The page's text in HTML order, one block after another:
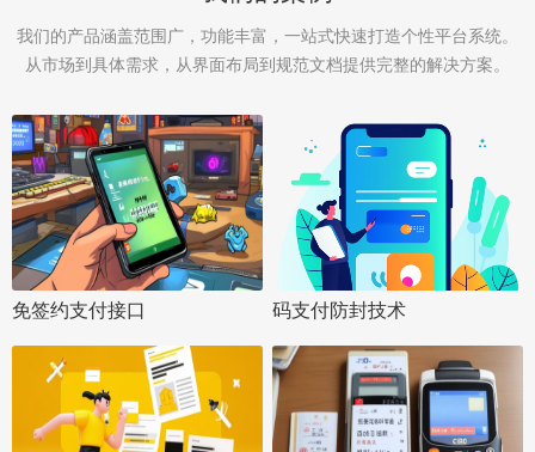
我们的产品涵盖范围广，功能丰富，一站式快速打造个性平台系统。
从市场到具体需求，从界面布局到规范文档提供完整的解决方案。
免签约支付接口 码支付防封技术